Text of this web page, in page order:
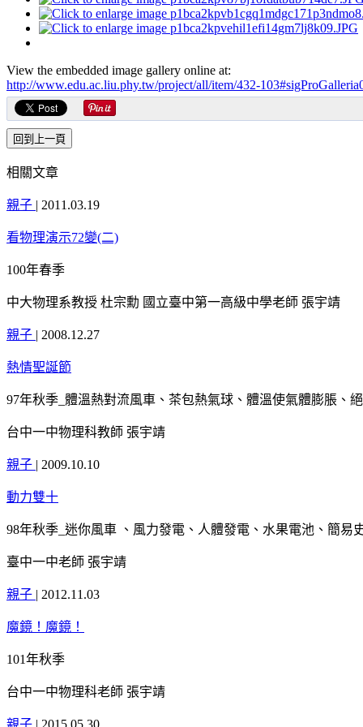
View the embedded image gallery online at:
http://www.edu.ac.liu.phy.tw/project/all/item/432-
相關文章
親子 | 2011.03.19
看物理演示72變(二)
100年春季
中大物理系教授 杜宗勳 國立臺中第一高級中學老師 張宇靖
親子 | 2008.12.27
熱情聖誕節
97年秋季_體溫熱對流風車、茶包熱氣球、體溫使氣體膨脹、
台中一中物理科教師 張宇靖
親子 | 2009.10.10
動力雙十
98年秋季_迷你風車 、風力發電、人體發電、水果電池、簡易
臺中一中老師 張宇靖
親子 | 2012.11.03
魔鏡！魔鏡！
101年秋季
台中一中物理科老師 張宇靖